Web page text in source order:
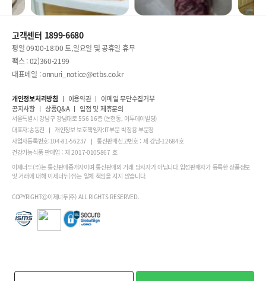
고객센터 1899-6680
평일 09:00-18:00 토,일요일 및 공휴일 휴무
팩스 : 02)360-2199
대표메일 : onnuri_notice@etbs.co.kr
개인정보처리방침 이용약관
이메일 무단수집거부
공지사항
상품Q&A 입점 및 제휴문의
서울특별시 강남구 강남대로 556 16층 (논현동, 이투데이빌딩)
대표자:송동진
개인정보 보호책임자:IT부문 박정용 부문장
사업자등록번호:104-81-56237
통신판매신고번호 : 제 강남-12684호
건강기능식품 판매업 : 제 2017-0105867 호
이제너두(주)는 통신판매중개자이며 통신판매의 거래 당사자가 아닙니다.입점판매자가 등록한 상품정보
및 거래에 대해 이제너두(주)는 일체 책임을 지지 않습니다.
COPYRIGHTⒸ이제너두(주) ALL RIGHTS RESERVED.